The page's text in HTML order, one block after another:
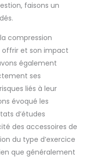
faisons un
compression
offrir et son impact
également
ses
liés à leur
évoqué les
d’études
des accessoires de
du type d’exercice
que généralement